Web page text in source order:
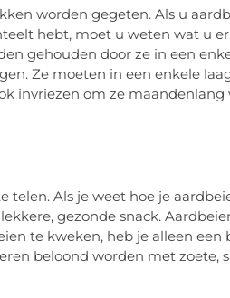
worden gegeten. Als u
hebt, moet u weten wat u
gehouden door ze in een
Ze moeten in een enkele
invriezen om ze maandenlang
Als je weet hoe je
gezonde snack.
te kweken, heb je alleen een
beloond worden met zoete,